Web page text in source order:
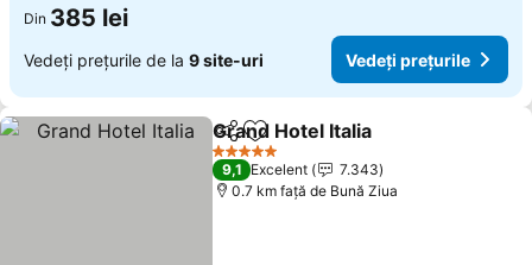
Din 385 lei
Vedeți prețurile de la 9 site-uri Vedeți prețurile
DistribuițiAdăugaţi la favorite
Grand Hotel Italia
5 Stele
9,1 Excelent
7.343
0.7 km faţă de Bună Ziua